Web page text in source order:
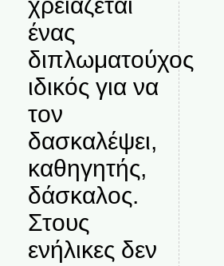
ένας
διπλωματούχος
ιδικός για να
τον
δασκαλέψει,
καθηγητής,
δάσκαλος.
Στους
ενήλικες δεν